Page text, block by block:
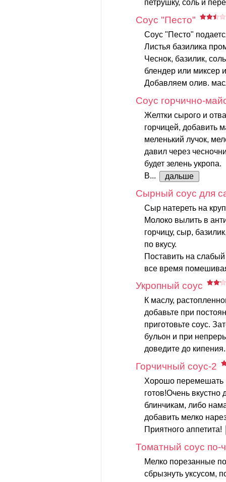
петрушку, соль и
Соус "Песто"
Соус "Песто"
Листья базилика
Чеснок, базилик,
блендер или миксер
Добавляем олив.
Соус горчично-
Желтки сырого и
горчицей, добавить
меленький лучок,
давил через
будет зелень укропа.
В...
дальше
Сырный соус для
Сыр натереть на
Молоко вылить в
горчицу, сыр,
по вкусу.
Поставить на
все время
Укропный соус
К маслу,
добавьте при
приготовьте соус.
бульон и при
доведите до
Горчичный соус-2
Хорошо перемешать
готов!Очень вкустно
блинчикам, либо
добавить мелко
Приятного аппетита!
Томатный соус по-
Мелко порезанные
сбрызнуть уксусом,